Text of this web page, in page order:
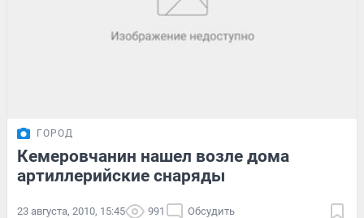
ГОРОД
Кемеровчанин нашел возле дома
артиллерийские снаряды
23 августа, 2010, 15:45 991 Обсудить